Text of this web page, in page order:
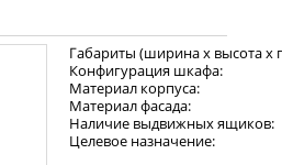
Габариты (ширина х высота х
Конфигурация шкафа:
Материал корпуса:
Материал фасада:
Наличие выдвижных ящиков:
Целевое назначение: